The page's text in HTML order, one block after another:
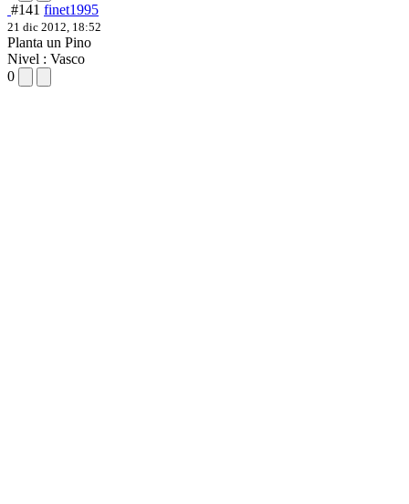
#141 finet1995
21 dic 2012, 18:52
Planta un Pino
Nivel : Vasco
0